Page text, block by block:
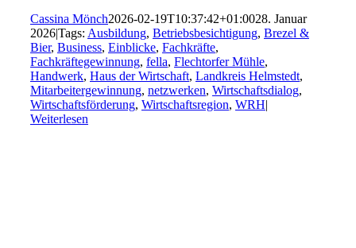
Cassina Mönch2026-02-19T10:37:42+01:0028. Januar
2026|Tags: Ausbildung, Betriebsbesichtigung, Brezel &
Bier, Business, Einblicke, Fachkräfte,
Fachkräftegewinnung, fella, Flechtorfer Mühle,
Handwerk, Haus der Wirtschaft, Landkreis Helmstedt,
Mitarbeitergewinnung, netzwerken, Wirtschaftsdialog,
Wirtschaftsförderung, Wirtschaftsregion, WRH|
Weiterlesen